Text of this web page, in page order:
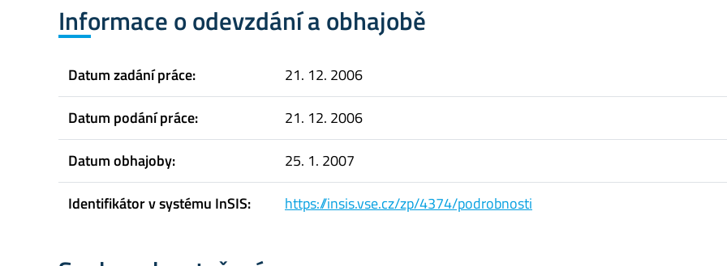
Informace o odevzdání a obhajobě
Datum zadání práce:
21. 12. 2006
Datum podání práce:
21. 12. 2006
Datum obhajoby:
25. 1. 2007
Identifikátor v systému InSIS:
https://insis.vse.cz/zp/4374/podrobnosti